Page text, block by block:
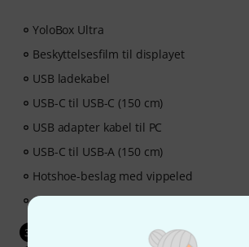
YoloBox Ultra
Beskyttelsesfilm til displayet
USB ladekabel
USB-C til USB-C (150 cm)
USB adapter kabel til PC
USB-C til USB-A (150 cm)
Hotshoe-beslag med vippeled
unbraconøgle
30 30 dages-Money Back garanti